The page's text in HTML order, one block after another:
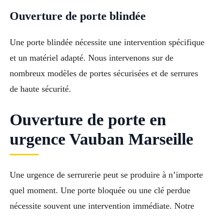
Ouverture de porte blindée
Une porte blindée nécessite une intervention spécifique
et un matériel adapté. Nous intervenons sur de
nombreux modèles de portes sécurisées et de serrures
de haute sécurité.
Ouverture de porte en
urgence Vauban Marseille
Une urgence de serrurerie peut se produire à n’importe
quel moment. Une porte bloquée ou une clé perdue
nécessite souvent une intervention immédiate. Notre